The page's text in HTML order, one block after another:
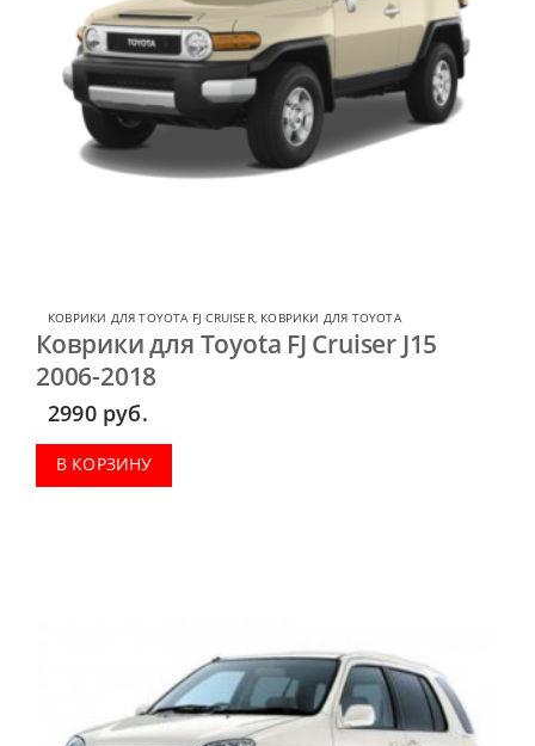
КОВРИКИ ДЛЯ TOYOTA FJ CRUISER, КОВРИКИ ДЛЯ TOYOTA
Коврики для Toyota FJ Cruiser J15
2006-2018
2990 руб.
В КОРЗИНУ